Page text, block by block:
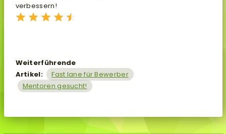
verbessern!
Weiterführende
Artikel:
Fast lane für Bewerber
Mentoren gesucht!